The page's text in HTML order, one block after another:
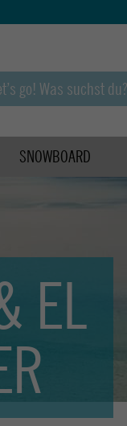
SNOWBOARD
EL